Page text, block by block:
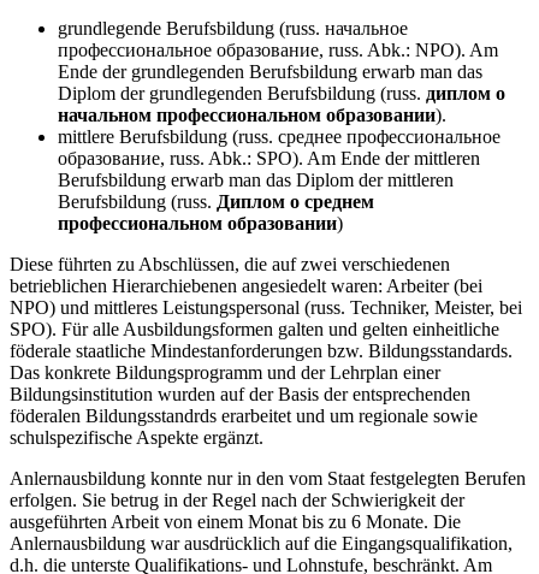
grundlegende Berufsbildung (russ. начальное
профессиональное образование, russ. Abk.: NPO). Am
Ende der grundlegenden Berufsbildung erwarb man das
Diplom der grundlegenden Berufsbildung (russ. диплом о
начальном профессиональном образовании).
mittlere Berufsbildung (russ. среднее профессиональное
образование, russ. Abk.: SPO). Am Ende der mittleren
Berufsbildung erwarb man das Diplom der mittleren
Berufsbildung (russ. Диплом о среднем
профессиональном образовании)
Diese führten zu Abschlüssen, die auf zwei verschiedenen
betrieblichen Hierarchiebenen angesiedelt waren: Arbeiter (bei
NPO) und mittleres Leistungspersonal (russ. Techniker, Meister, bei
SPO). Für alle Ausbildungsformen galten und gelten einheitliche
föderale staatliche Mindestanforderungen bzw. Bildungsstandards.
Das konkrete Bildungsprogramm und der Lehrplan einer
Bildungsinstitution wurden auf der Basis der entsprechenden
föderalen Bildungsstandrds erarbeitet und um regionale sowie
schulspezifische Aspekte ergänzt.
Anlernausbildung konnte nur in den vom Staat festgelegten Berufen
erfolgen. Sie betrug in der Regel nach der Schwierigkeit der
ausgeführten Arbeit von einem Monat bis zu 6 Monate. Die
Anlernausbildung war ausdrücklich auf die Eingangsqualifikation,
d.h. die unterste Qualifikations- und Lohnstufe, beschränkt. Am